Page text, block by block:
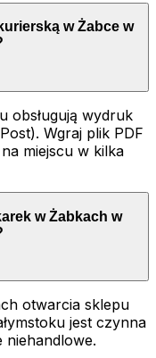
w Żabce w
obsługują wydruk
Wgraj plik PDF
miejscu w kilka
w Żabkach w
otwarcia sklepu
jest czynna
niehandlowe.